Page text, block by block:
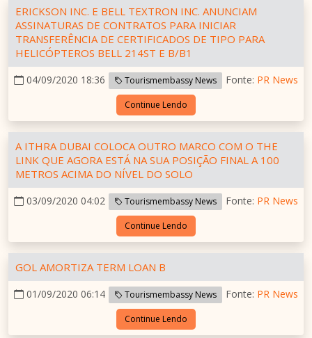
ERICKSON INC. E BELL TEXTRON INC. ANUNCIAM
ASSINATURAS DE CONTRATOS PARA INICIAR
TRANSFERÊNCIA DE CERTIFICADOS DE TIPO PARA
HELICÓPTEROS BELL 214ST E B/B1
04/09/2020 18:36 Tourismembassy News Fonte: PR News
Continue Lendo
A ITHRA DUBAI COLOCA OUTRO MARCO COM O THE
LINK QUE AGORA ESTÁ NA SUA POSIÇÃO FINAL A 100
METROS ACIMA DO NÍVEL DO SOLO
03/09/2020 04:02 Tourismembassy News Fonte: PR News
Continue Lendo
GOL AMORTIZA TERM LOAN B
01/09/2020 06:14 Tourismembassy News Fonte: PR News
Continue Lendo